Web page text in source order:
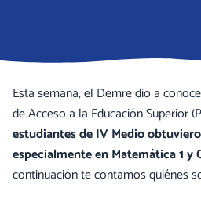
Esta semana, el Demre dio a
de Acceso a la Educación Superior
estudiantes de IV Medio
especialmente en Matemática 1 y
continuación te contamos quiénes